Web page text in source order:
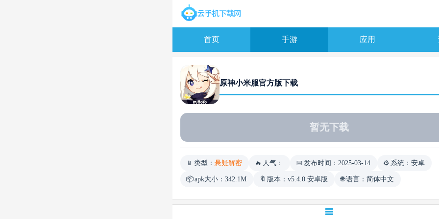
首页 手游 应用
原神小米服官方版下载
暂无下载
类型： 悬疑解密 人气： 发布时间：2025-03-14 系统：安卓
apk大小：342.1M 版本：v5.4.0 安卓版 语言：简体中文